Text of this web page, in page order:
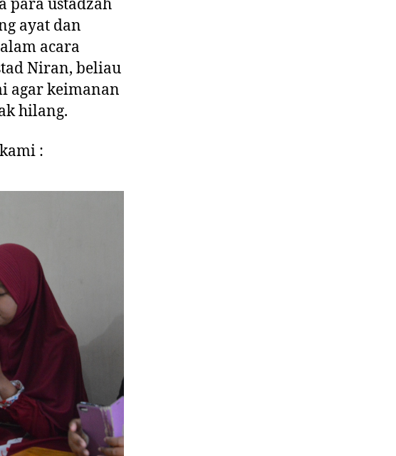
para ustadzah
ayat dan
acara
Niran, beliau
agar keimanan
hilang.
: